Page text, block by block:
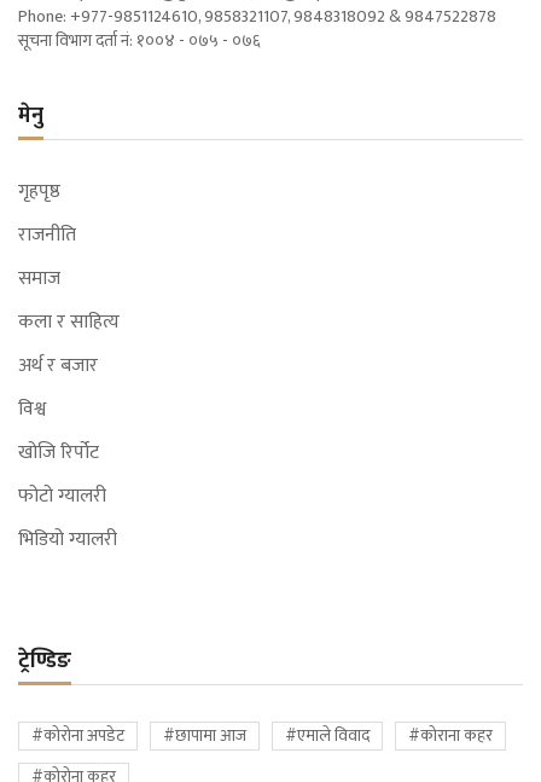
Phone: +977-9851124610, 9858321107, 9848318092 & 9847522878
सूचना विभाग दर्ता नं: १००४ - ०७५ - ०७६
मेनु
गृहपृष्ठ
राजनीति
समाज
कला र साहित्य
अर्थ र बजार
विश्व
खोजि रिर्पोट
फोटो ग्यालरी
भिडियो ग्यालरी
ट्रेण्डिङ
#कोरोना अपडेट #छापामा आज #एमाले विवाद
#कोराना कहर